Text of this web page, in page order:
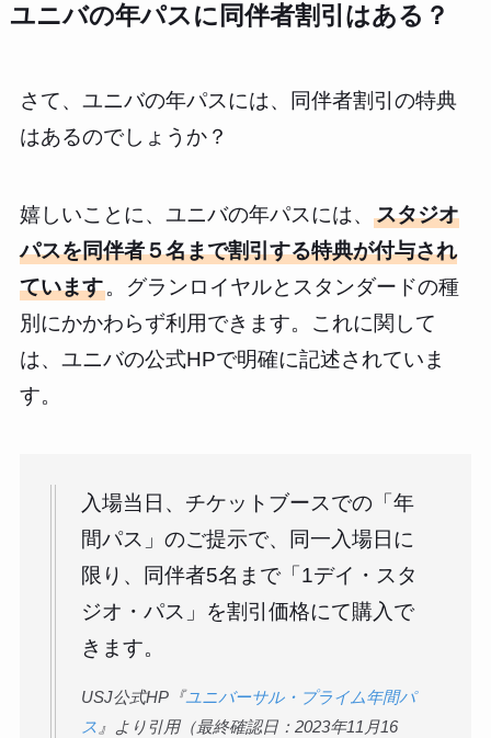
ユニバの年パスに同伴者割引はある？
さて、ユニバの年パスには、同伴者割引の特典
はあるのでしょうか？
嬉しいことに、ユニバの年パスには、 スタジオ
パスを同伴者５名まで割引する特典が付与され
ています。グランロイヤルとスタンダードの種
別にかかわらず利用できます。これに関して
は、ユニバの公式HPで明確に記述されていま
す。
入場当日、チケットブースでの「年
間パス」のご提示で、同一入場日に
限り、同伴者5名まで「1デイ・スタ
ジオ・パス」を割引価格にて購入で
きます。
USJ公式HP『ユニバーサル・プライム年間パ
ス』より引用（最終確認日：2023年11月16